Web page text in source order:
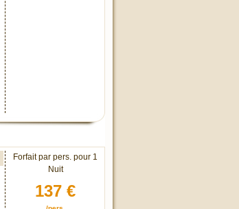
Forfait par pers. pour 1
Nuit
137 €